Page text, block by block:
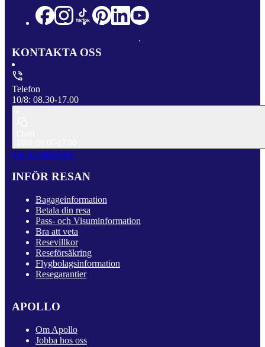
KONTAKTA OSS
Telefon
10/8: 08.30-17.00
Till Kundservice
INFÖR RESAN
Bagageinformation
Betala din resa
Pass- och Visuminformation
Bra att veta
Resevillkor
Reseförsäkring
Flygbolagsinformation
Resegarantier
APOLLO
Om Apollo
Jobba hos oss